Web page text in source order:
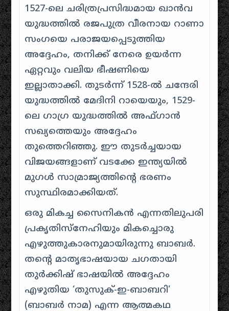
1527-ലെ ചരിത്രപ്രസിദ്ധമായ ഖാൻവ
യുദ്ധത്തിൽ രജപുത്ര വീരനായ റാണാ
സംഗയെ പരാജയപ്പെടുത്തിയ
അദ്ദേഹം, തനിക്ക് നേരെ ഉയർന്ന
ഏറ്റവും വലിയ ഭീഷണിയെ
ഇല്ലാതാക്കി. തുടർന്ന് 1528-ൽ ചന്ദേരി
യുദ്ധത്തിൽ മേദിനി റായെയും, 1529-
ലെ ഗാഗ്ര യുദ്ധത്തിൽ അഫ്ഗാൻ
സഖ്യത്തെയും അദ്ദേഹം
തുത്തെറിഞ്ഞു. ഈ തുടർച്ചയായ
വിജയങ്ങളാണ് വടക്കേ ഇന്ത്യയിൽ
മുഗൾ സാമ്രാജ്യത്തിന്റെ ഭരണം
സുസ്ഥിരമാക്കിയത്.
ഒരു മികച്ച സൈനികൻ എന്നതിലുപരി
പ്രകൃതിസ്നേഹിയും മികച്ചൊരു
എഴുത്തുകാരനുമായിരുന്നു ബാബർ.
തന്റെ മാതൃഭാഷയായ ചഗതായി
തുർക്കിഷ് ഭാഷയിൽ അദ്ദേഹം
എഴുതിയ ‘തുസുക്-ഇ-ബാബറി’
(ബാബർ നാമ) എന്ന ആത്മകഥ